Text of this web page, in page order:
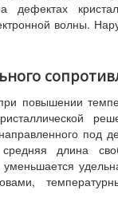
волны.
повышении
под
длина